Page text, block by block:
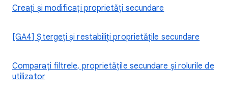
Creați și modificați proprietăți secundare
[GA4] Ștergeți și restabiliți proprietățile secundare
Comparați filtrele, proprietățile secundare și rolurile de
utilizator